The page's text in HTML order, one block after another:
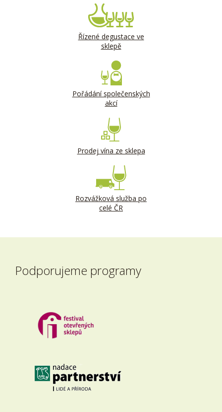
Řízené degustace ve
sklepě
Pořádání společenských
akcí
Prodej vína ze sklepa
Rozvážková služba po
celé ČR
Podporujeme programy